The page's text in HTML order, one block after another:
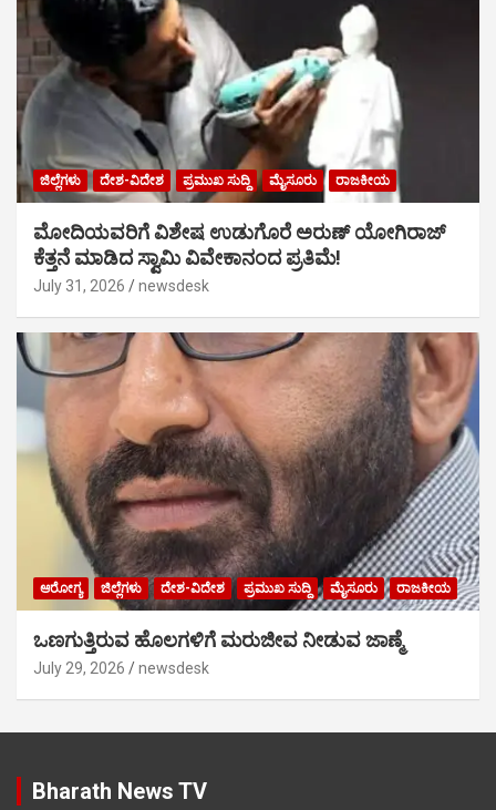
ಜಿಲ್ಲೆಗಳು ದೇಶ-ವಿದೇಶ ಪ್ರಮುಖ ಸುದ್ದಿ ಮೈಸೂರು ರಾಜಕೀಯ
ಮೋದಿಯವರಿಗೆ ವಿಶೇಷ ಉಡುಗೊರೆ ಅರುಣ್ ಯೋಗಿರಾಜ್
ಕೆತ್ತನೆ ಮಾಡಿದ ಸ್ವಾಮಿ ವಿವೇಕಾನಂದ ಪ್ರತಿಮೆ!
July 31, 2026 newsdesk
ಆರೋಗ್ಯ ಜಿಲ್ಲೆಗಳು ದೇಶ-ವಿದೇಶ ಪ್ರಮುಖ ಸುದ್ದಿ ಮೈಸೂರು ರಾಜಕೀಯ
ಒಣಗುತ್ತಿರುವ ಹೊಲಗಳಿಗೆ ಮರುಜೀವ ನೀಡುವ ಜಾಣ್ಮೆ
July 29, 2026 newsdesk
Bharath News TV